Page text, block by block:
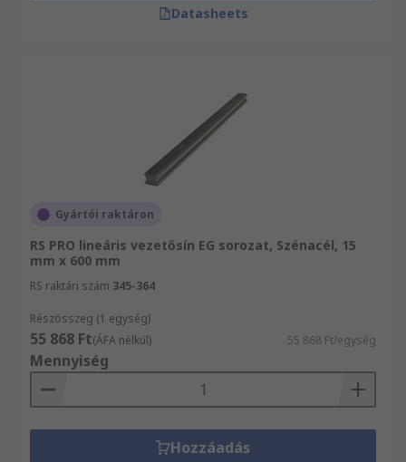
Datasheets
Gyártói raktáron
RS PRO lineáris vezetősín EG sorozat, Szénacél, 15
mm x 600 mm
RS raktári szám 345-364
Részösszeg (1 egység)
55 868 Ft(ÁFA nélkül) 55 868 Ft/egység
Mennyiség
Hozzáadás